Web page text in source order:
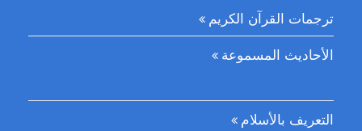
ترجمات القرآن الكريم
الأحاديث المسموعة
التعريف بالأسلام